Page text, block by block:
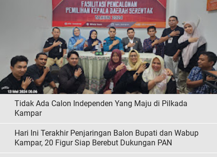
Tidak Ada Calon Independen Yang Maju di Pilkada
Kampar
Hari Ini Terakhir Penjaringan Balon Bupati dan Wabup
Kampar, 20 Figur Siap Berebut Dukungan PAN